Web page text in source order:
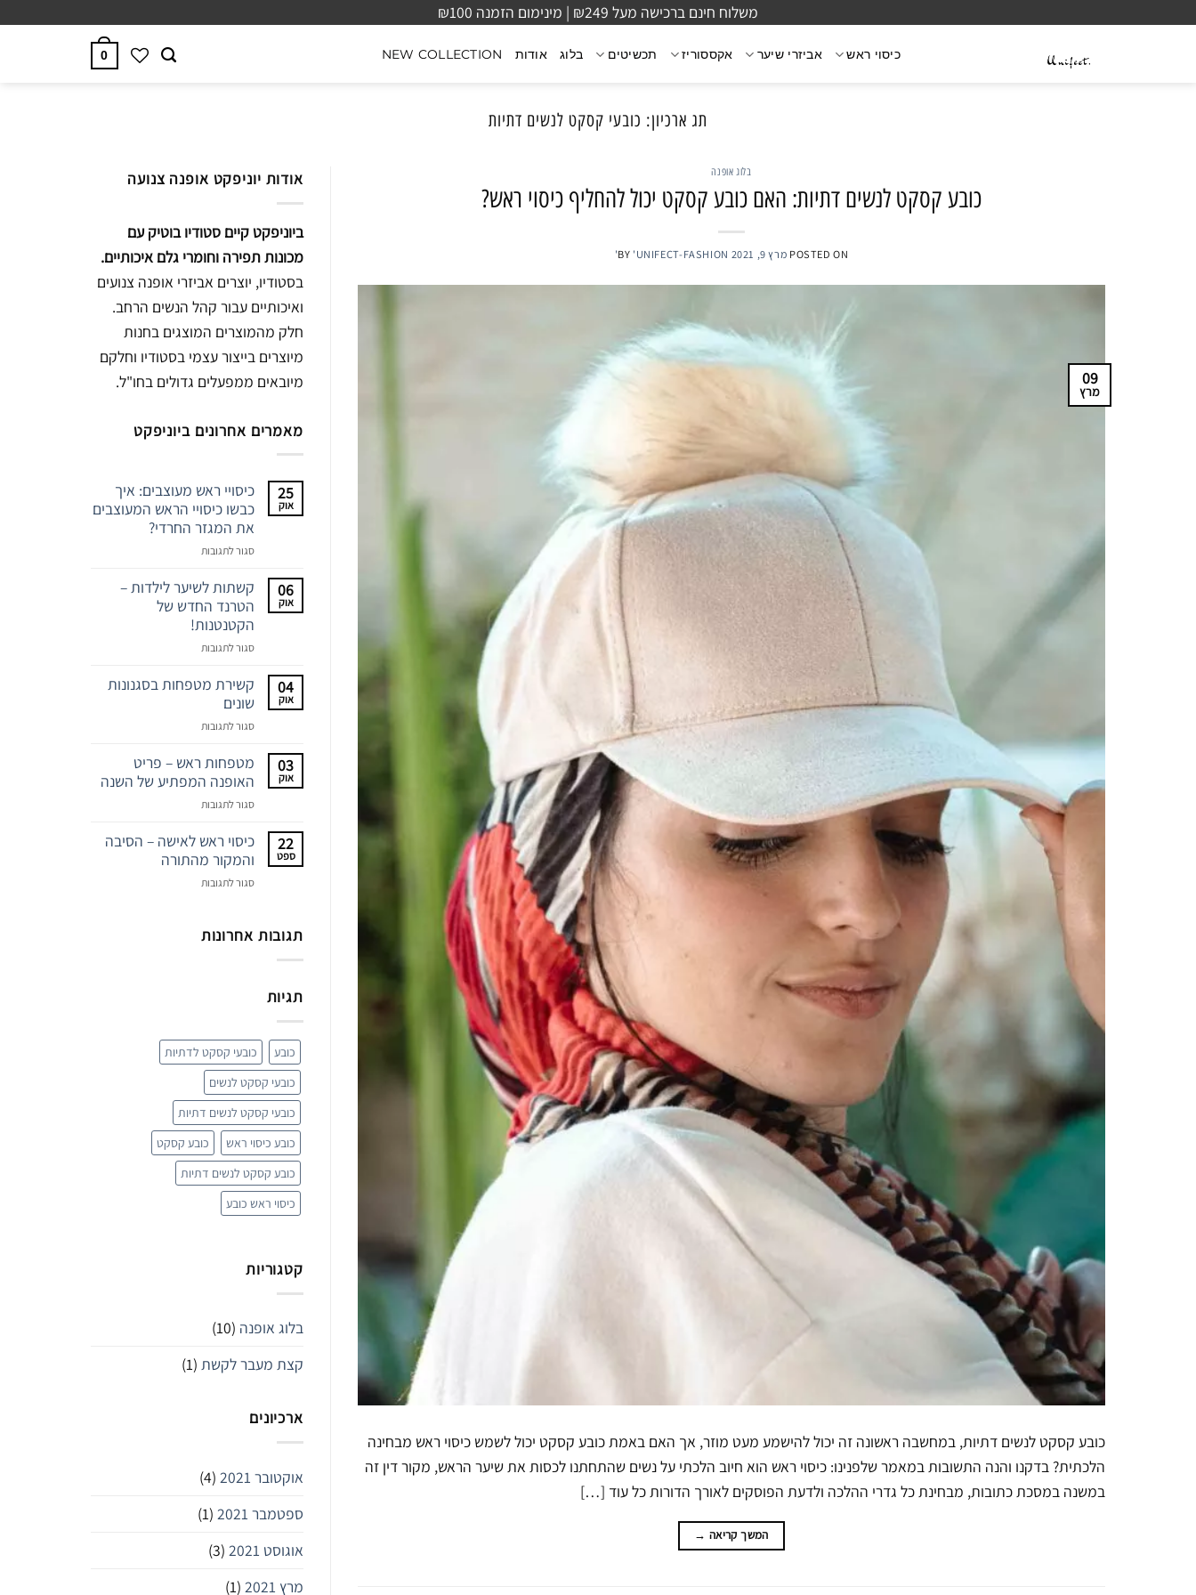
משלוח חינם ברכישה מעל ₪249 | מינימום הזמנה ₪100
כיסוי ראש אביזרי שיער אקססוריז תכשיטים בלוג אודות NEW COLLECTION
0
תג ארכיון: כובעי קסקט לנשים דתיות
בלוג אופנה
כובע קסקט לנשים דתיות: האם כובע קסקט יכול להחליף כיסוי ראש?
POSTED ON מרץ 9, 2021 BY 'UNIFECT-FASHION'
09
מרץ
כובע קסקט לנשים דתיות, במחשבה ראשונה זה יכול להישמע מעט מוזר, אך האם באמת כובע קסקט יכול לשמש כיסוי ראש מבחינה
הלכתית? בדקנו והנה התשובות במאמר שלפנינו: כיסוי ראש הוא חיוב הלכתי על נשים שהתחתנו לכסות את שיער הראש, מקור דין זה
במשנה במסכת כתובות, מבחינת כל גדרי ההלכה ולדעת הפוסקים לאורך הדורות כל עוד […]
המשך קריאה →
אודות יוניפקט אופנה צנועה
ביוניפקט קיים סטודיו בוטיק עם
מכונות תפירה וחומרי גלם איכותיים.
בסטודיו, יוצרים אביזרי אופנה צנועים
ואיכותיים עבור קהל הנשים הרחב.
חלק מהמוצרים המוצגים בחנות
מיוצרים בייצור עצמי בסטודיו וחלקם
מיובאים ממפעלים גדולים בחו"ל.
מאמרים אחרונים ביוניפקט
25
אוק
כיסויי ראש מעוצבים: איך
כבשו כיסויי הראש המעוצבים
את המגזר החרדי?
סגור לתגובותעל
ראש
מעוצבים:
איך
כבשו
כיסויי
המעוצבים
06
אוק
קשתות לשיער לילדות –
הטרנד החדש של
הקטנטנות!
סגור לתגובותעל
לשיער
הטרנד
של
הקטנטנות!
04
אוק
קשירת מטפחות בסגנונות
שונים
סגור לתגובותעל
מטפחות
בסגנונות
שונים
03
אוק
מטפחות ראש – פריט
האופנה המפתיע של השנה
סגור לתגובותעל
ראש
–
האופנה
השנה
22
ספט
כיסוי ראש לאישה – הסיבה
והמקור מהתורה
סגור לתגובותעל
תגובות אחרונות
תגיות
כובע
כובעי קסקט לדתיות
כובעי קסקט לנשים
כובעי קסקט לנשים דתיות
כובע כיסוי ראש
כובע קסקט
כובע קסקט לנשים דתיות
כיסוי ראש כובע
קטגוריות
בלוג אופנה (10)
קצת מעבר לקשת (1)
ארכיונים
אוקטובר 2021
(4)
ספטמבר 2021
(1)
אוגוסט 2021
(3)
מרץ 2021
(1)